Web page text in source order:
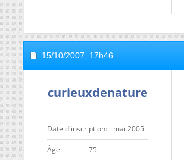
15/10/2007, 17h46
curieuxdenature
Date d'inscription mai 2005
ge 75